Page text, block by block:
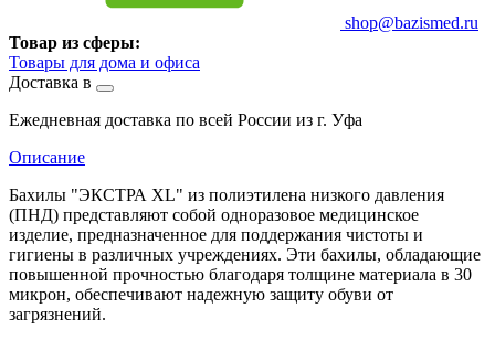
shop@bazismed.ru
Товар из сферы:
Товары для дома и офиса
Доставка в
Ежедневная доставка по всей России из г. Уфа
Описание
Бахилы "ЭКСТРА XL" из полиэтилена низкого давления
(ПНД) представляют собой одноразовое медицинское
изделие, предназначенное для поддержания чистоты и
гигиены в различных учреждениях. Эти бахилы, обладающие
повышенной прочностью благодаря толщине материала в 30
микрон, обеспечивают надежную защиту обуви от
загрязнений.